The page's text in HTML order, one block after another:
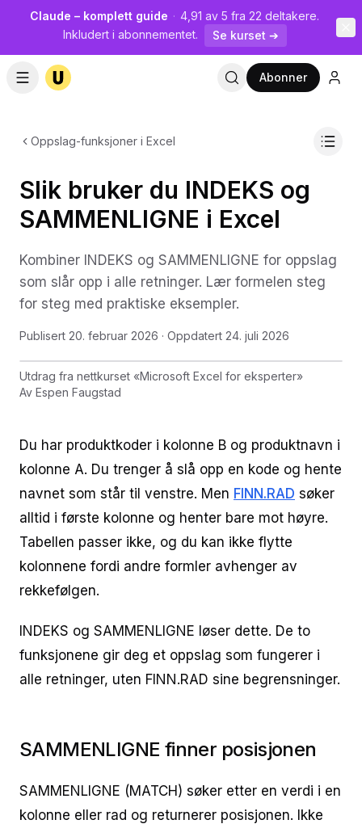
Claude – komplett guide · 4,91 av 5 fra 22 deltakere.
Inkludert i abonnementet.
Se kurset ➔
Abonner
Oppslag-funksjoner i Excel
Slik bruker du INDEKS og
SAMMENLIGNE i Excel
Kombiner INDEKS og SAMMENLIGNE for oppslag
som slår opp i alle retninger. Lær formelen steg
for steg med praktiske eksempler.
Publisert 20. februar 2026 · Oppdatert 24. juli 2026
Utdrag fra nettkurset «Microsoft Excel for eksperter»
Av Espen Faugstad
Du har produktkoder i kolonne B og produktnavn i
kolonne A. Du trenger å slå opp en kode og hente
navnet som står til venstre. Men FINN.RAD søker
alltid i første kolonne og henter bare mot høyre.
Tabellen passer ikke, og du kan ikke flytte
kolonnene fordi andre formler avhenger av
rekkefølgen.
INDEKS og SAMMENLIGNE løser dette. De to
funksjonene gir deg et oppslag som fungerer i
alle retninger, uten FINN.RAD sine begrensninger.
SAMMENLIGNE finner posisjonen
SAMMENLIGNE (MATCH) søker etter en verdi i en
kolonne eller rad og returnerer posisjonen. Ikke